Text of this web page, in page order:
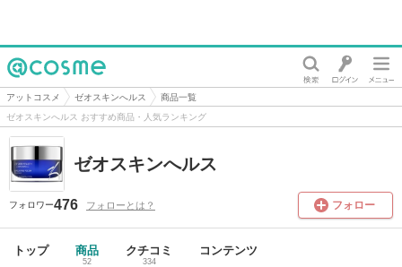
@cosme
アットコスメ ゼオスキンへルス
商品一覧
ゼオスキンへルス おすすめ商品・人気ランキング
ゼオスキンへルス
フォロワー476 フォローとは？ フォロー
トップ 商品
52
クチコミ
334
コンテンツ